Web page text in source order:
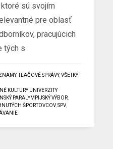
sú svojím
pre oblasť
pracujúcich
tých s
,TLAČOVÉ SPRÁVY,VŠETKY
KULTURY UNIVERZITY
PARALYMPIJSKÝ VÝBOR
ŠPORTOVCOV,SPV,